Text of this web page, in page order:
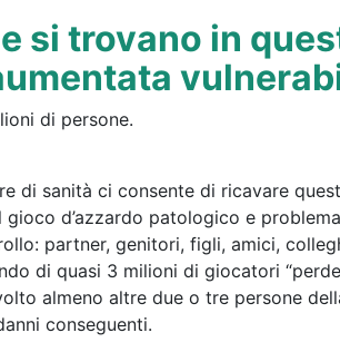
si trovano in
di persone.
di sanità ci consente di ricavare
d’azzardo patologico e
partner, genitori, figli, amici,
di quasi 3 milioni di giocatori
almeno altre due o tre persone
conseguenti.